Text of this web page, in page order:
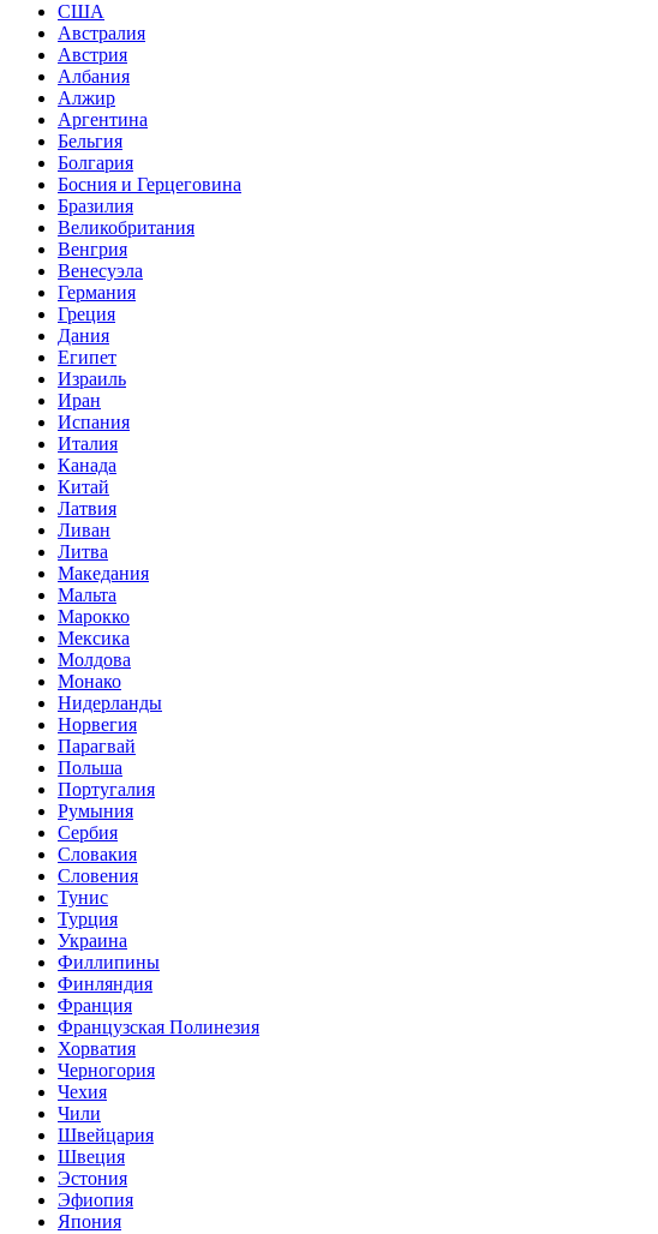
США
Австралия
Австрия
Албания
Алжир
Аргентина
Бельгия
Болгария
Босния и Герцеговина
Бразилия
Великобритания
Венгрия
Венесуэла
Германия
Греция
Дания
Египет
Израиль
Иран
Испания
Италия
Канада
Китай
Латвия
Ливан
Литва
Македания
Мальта
Марокко
Мексика
Молдова
Монако
Нидерланды
Норвегия
Парагвай
Польша
Португалия
Румыния
Сербия
Словакия
Словения
Тунис
Турция
Украина
Филлипины
Финляндия
Франция
Французская Полинезия
Хорватия
Черногория
Чехия
Чили
Швейцария
Швеция
Эстония
Эфиопия
Япония